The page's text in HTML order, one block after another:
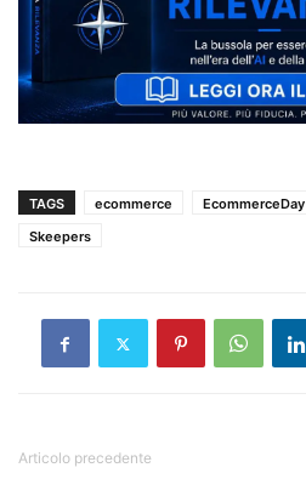
TAGS ecommerce EcommerceDay
Skeepers
Articolo precedente